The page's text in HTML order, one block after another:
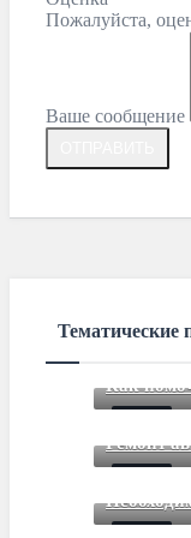
Пожалуйста,
Ваше сообщение
Тематические
Как
Ремонт